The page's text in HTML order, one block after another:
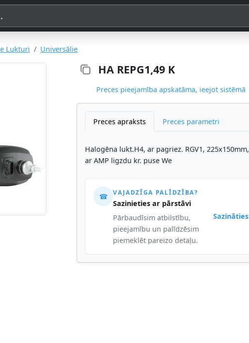
OE koda
Lukturi Universālie
HA REPG1,49 K
Preces pieejamība apskatāma, ieejot sistēmā
Preces apraksts Preces parametri
Halogēna lukt.H4, ar pagriez. RGV1, 225x150mm,
ar AMP ligzdu kr. puse We
☎ VAJADZĪGA PALĪDZĪBA?
Sazinieties ar pārstāvi
Pārbaudīsim atbilstību,
pieejamību un palīdzēsim
piemeklēt pareizo detaļu.
Sazināties